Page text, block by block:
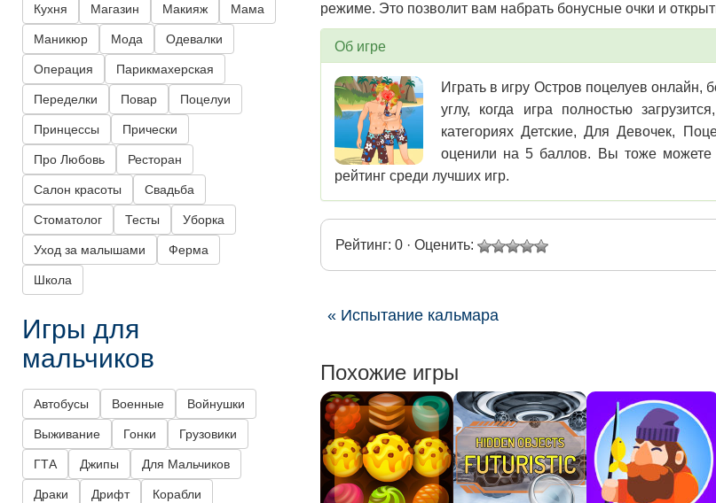
режиме. Это позволит вам набрать бонусные очки и
Об игре
Играть в игру Остров поцелуев онлайн,
углу, когда игра полностью
категориях Детские, Для Девочек,
оценили на 5 баллов. Вы тоже можете
рейтинг среди лучших игр.
Рейтинг: 0 · Оценить:
« Испытание кальмара
Похожие игры
Кухня Магазин Макияж Мама
Маникюр Мода Одевалки
Операция Парикмахерская
Переделки Повар Поцелуи
Принцессы Прически
Про Любовь Ресторан
Салон красоты Свадьба
Стоматолог Тесты Уборка
Уход за малышами Ферма
Школа
Игры для
мальчиков
Автобусы Военные Войнушки
Выживание Гонки Грузовики
ГТА Джипы Для Мальчиков
Драки Дрифт Корабли